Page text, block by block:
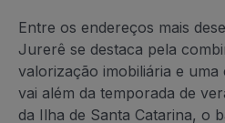
Entre os endereços mais
Jurerê se destaca pela
valorização imobiliária e
vai além da temporada de
da Ilha de Santa Catarina, o